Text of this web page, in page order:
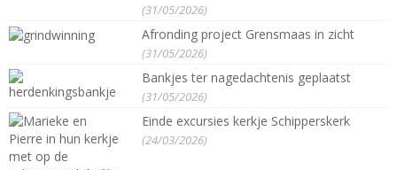
(31/05/2026)
Afronding project Grensmaas in zicht
(31/05/2026)
Bankjes ter nagedachtenis geplaatst
(31/05/2026)
Einde excursies kerkje Schipperskerk
(24/03/2026)